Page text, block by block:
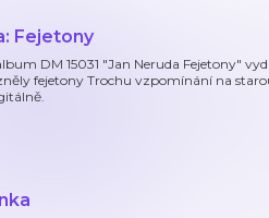
Fejetony
DM 15031 "Jan Neruda Fejetony"
fejetony Trochu vzpomínání na